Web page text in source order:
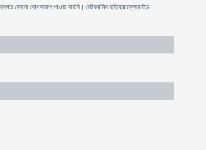
কোনো যোগসাজশ পাওয়া যায়নি। মেটফরমিন হাইড্রোক্লোরাইড